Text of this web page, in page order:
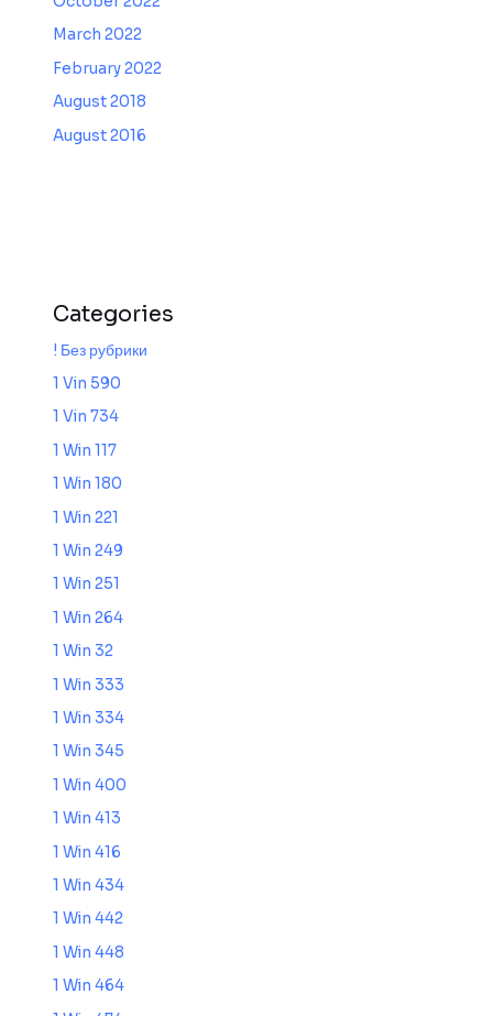
March 2022
February 2022
August 2018
August 2016
Categories
! Без рубрики
1 Vin 590
1 Vin 734
1 Win 117
1 Win 180
1 Win 221
1 Win 249
1 Win 251
1 Win 264
1 Win 32
1 Win 333
1 Win 334
1 Win 345
1 Win 400
1 Win 413
1 Win 416
1 Win 434
1 Win 442
1 Win 448
1 Win 464